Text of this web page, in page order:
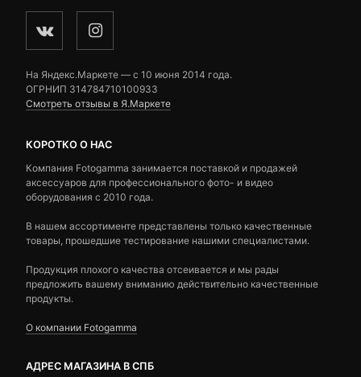
На Яндекс.Маркете — c 10 июня 2014 года.
ОГРНИП 314784710100933
Смотреть отзывы в Я.Маркете
КОРОТКО О НАС
Компания Fotogamma занимается поставкой и продажей
аксессуаров для профессионального фото- и видео
оборудования с 2010 года.
В нашем ассортименте представлены только качественные
товары, прошедшие тестирование нашими специалистами.
Продукция плохого качества отсеивается и мы рады
предложить вашему вниманию действительно качественные
продукты.
О компании Fotogamma
АДРЕС МАГАЗИНА В СПБ